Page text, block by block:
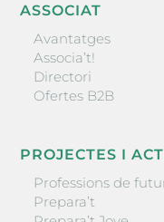
ASSOCIAT
Avantatges
Associa’t!
Directori
Ofertes B2B
PROJECTES I
Professions de
Prepara’t